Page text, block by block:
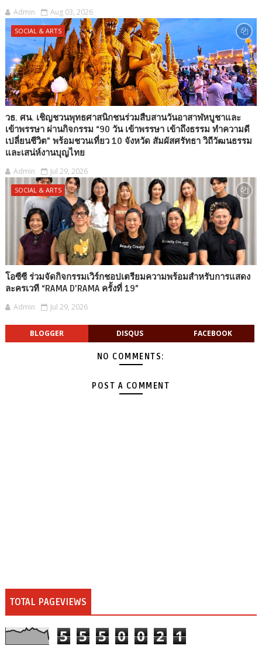
Admin Aug 03, 2026
SOCIAL & ARTS
วธ. ศน. เชิญชวนพุทธศาสนิกชนร่วมสืบสานวันอาสาฬหบูชาและ
เข้าพรรษา ผ่านกิจกรรม “90 วัน เข้าพรรษา เข้าถึงธรรม ทำความดี
เปลี่ยนชีวิต” พร้อมชวนเที่ยว 10 จังหวัด สัมผัสศรัทธา วิถีวัฒนธรรม
และเสน่ห์งานบุญไทย
Admin Jul 29, 2026
SOCIAL & ARTS
โอซีซี ร่วมจัดกิจกรรมเวิร์กชอปเตรียมความพร้อมสำหรับการแสดง
ละครเวที “RAMA D’RAMA ครั้งที่ 19”
Admin Jul 29, 2026
BLOGGER DISQUS FACEBOOK
NO COMMENTS:
POST A COMMENT
TOTAL PAGEVIEWS
5 5 5 0 0 2 1